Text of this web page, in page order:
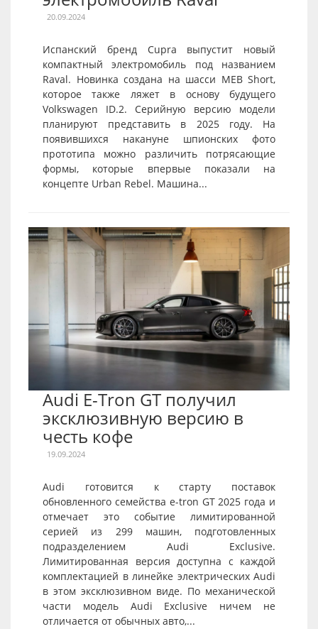
20.09.2024
Испанский бренд Cupra выпустит новый
компактный электромобиль под названием
Raval. Новинка создана на шасси MEB Short,
которое также ляжет в основу будущего
Volkswagen ID.2. Серийную версию модели
планируют представить в 2025 году. На
появившихся накануне шпионских фото
прототипа можно различить потрясающие
формы, которые впервые показали на
концепте Urban Rebel. Машина...
Audi E-Tron GT получил
эксклюзивную версию в
честь кофе
19.09.2024
Audi готовится к старту поставок
обновленного семейства e-tron GT 2025 года и
отмечает это событие лимитированной
серией из 299 машин, подготовленных
подразделением Audi Exclusive.
Лимитированная версия доступна с каждой
комплектацией в линейке электрических Audi
в этом эксклюзивном виде. По механической
части модель Audi Exclusive ничем не
отличается от обычных авто,...